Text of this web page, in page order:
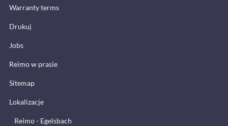
Warranty terms
Drukuj
Jobs
Reimo w prasie
Sitemap
Lokalizacje
Reimo - Egelsbach